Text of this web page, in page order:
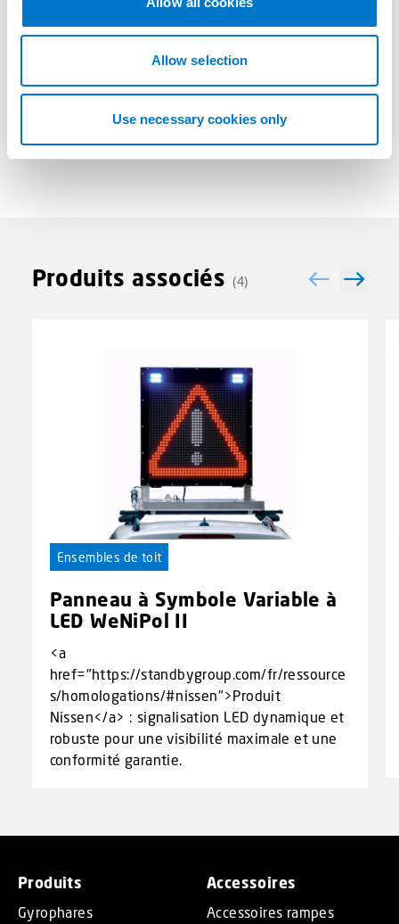
Allow selection
Use necessary cookies only
Produits associés (4)
Ensembles de toit
Panneau à Symbole Variable à
LED WeNiPol II
<a
href="https://standbygroup.com/fr/ressource
s/homologations/#nissen">Produit
Nissen</a> : signalisation LED dynamique et
robuste pour une visibilité maximale et une
conformité garantie.
Produits
Gyrophares
Accessoires
Accessoires rampes